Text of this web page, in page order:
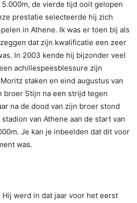
de vierde tijd ooit gelopen
prestatie selecteerde hij zich
in Athene. Ik was er toen bij als
dat zijn kwalificatie een zeer
In 2003 kende hij bijzonder veel
achillespeesblessure zijn
staken en eind augustus van
broer Stijn na een strijd tegen
na de dood van zijn broer stond
van Athene aan de start van
Je kan je inbeelden dat dit voor
was.
Hij werd in dat jaar voor het eerst